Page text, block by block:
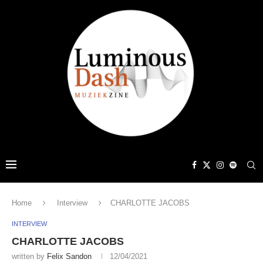
Home Interview CHARLOTTE JACOBS
INTERVIEW
CHARLOTTE JACOBS
written by Felix Sandon 12/04/2021